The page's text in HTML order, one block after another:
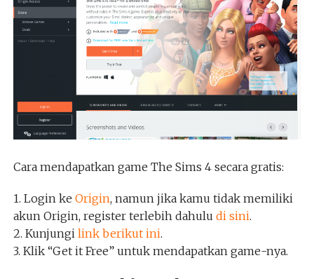
Cara mendapatkan game The Sims 4 secara gratis:
1. Login ke Origin, namun jika kamu tidak memiliki
akun Origin, register terlebih dahulu di sini.
2. Kunjungi link berikut ini.
3. Klik “Get it Free” untuk mendapatkan game-nya.